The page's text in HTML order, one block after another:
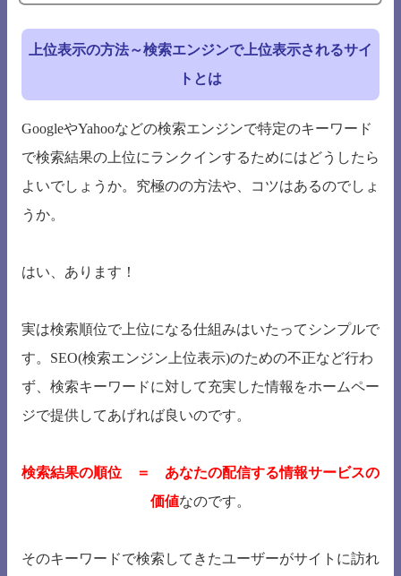
上位表示の方法～検索エンジンで上位表示されるサイ
トとは
GoogleやYahooなどの検索エンジンで特定のキーワード
で検索結果の上位にランクインするためにはどうしたら
よいでしょうか。究極のの方法や、コツはあるのでしょ
うか。
はい、あります！
実は検索順位で上位になる仕組みはいたってシンプルで
す。SEO(検索エンジン上位表示)のための不正など行わ
ず、検索キーワードに対して充実した情報をホームペー
ジで提供してあげれば良いのです。
検索結果の順位 ＝ あなたの配信する情報サービスの
価値なのです。
そのキーワードで検索してきたユーザーがサイトに訪れ